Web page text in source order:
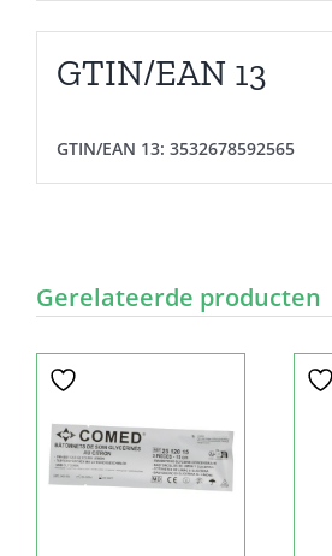
GTIN/EAN 13
GTIN/EAN 13: 3532678592565
Gerelateerde producten